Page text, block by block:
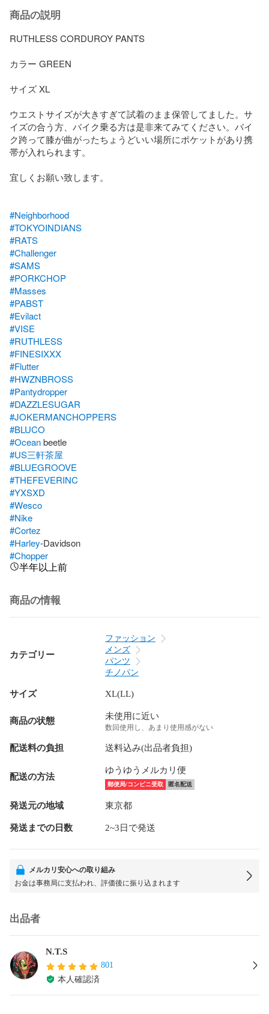
商品の説明
RUTHLESS CORDUROY PANTS
カラー GREEN
サイズ XL
ウエストサイズが大きすぎて試着のまま保管してました。サ
イズの合う方、バイク乗る方は是非来てみてください。バイ
ク跨って膝が曲がったちょうどいい場所にポケットがあり携
帯が入れられます。
宜しくお願い致します。
#Neighborhood
#TOKYOINDIANS
#RATS
#Challenger
#SAMS
#PORKCHOP
#Masses
#PABST
#Evilact
#VISE
#RUTHLESS
#FINESIXXX
#Flutter
#HWZNBROSS
#Pantydropper
#DAZZLESUGAR
#JOKERMANCHOPPERS
#BLUCO
#Ocean
#US三軒茶屋
#BLUEGROOVE
#THEFEVERINC
#YXSXD
#Wesco
#Nike
#Cortez
#Harley
#Chopper
半年以上前
商品の情報
カテゴリー
ファッション
メンズ
パンツ
チノパン
サイズ XL(LL)
商品の状態 未使用に近い
数回使用し、あまり使用感がない
配送料の負担 送料込み(出品者負担)
配送の方法
ゆうゆうメルカリ便
郵便局/コンビニ受取 匿名配送
発送元の地域 東京都
発送までの日数 2~3日で発送
メルカリ安心への取り組み
お金は事務局に支払われ、評価後に振り込まれます
出品者
N.T.S
801
本人確認済